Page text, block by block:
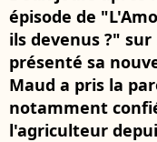
épisode de
ils devenus ?"
présenté sa
Maud a pris la
notamment
l'agriculteur